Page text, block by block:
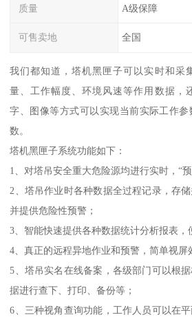
质量 A级保障
可售卖地 全国
我们都知道，塔机黑匣子可以实时和采
量、工作幅度、环境风速等作用数据，
字、图像等方式可以实现当前实际工作
数。
塔机黑匣子系统功能如下：
1、对塔吊安全重大危险源均进行实时，“
2、塔吊作业时各种数据全过程记录，存
并提供危险性预警；
3、智能快速提供各种数据统计分析报表，
4、真正的远程异地作业和预警，简单视屏
5、塔吊实名在线备案，各级部门可以根
据进行查下、打印、备份等；
6、三种视角查询功能，工作人员可以在